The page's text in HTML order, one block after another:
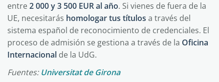
entre2 000 y 3 500 EUR al año. Si vienes de fuera de la
UE, necesitarás homologar tus títulos a través del
sistema español de reconocimiento de credenciales. El
proceso de admisión se gestiona a través de la Oficina
Internacional de la UdG.
Fuentes: Universitat de Girona